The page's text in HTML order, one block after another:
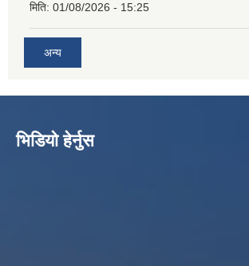
मिति: 01/08/2026 - 15:25
अन्य
भिडियो हेर्नुस